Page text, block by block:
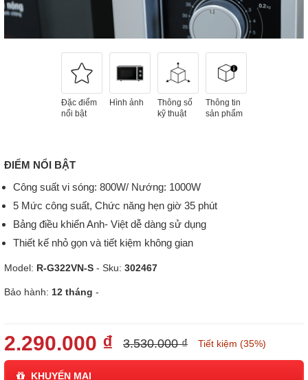
Đặc điểm
nổi bật
Hình ảnh
Thông số
kỹ thuật
Thông tin
sản phẩm
ĐIỂM NỔI BẬT
Công suất vi sóng: 800W/ Nướng: 1000W
5 Mức công suất, Chức năng hẹn giờ 35 phút
Bảng điều khiển Anh- Việt dễ dàng sử dụng
Thiết kế nhỏ gọn và tiết kiệm không gian
Model: R-G322VN-S - Sku: 302467
Bảo hành: 12 tháng -
2.290.000 ₫ 3.530.000 ₫ Tiết kiệm (35%)
KHUYẾN MẠI